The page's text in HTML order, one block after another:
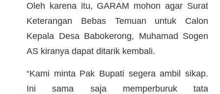
Oleh karena itu, GARAM mohon agar Surat
Keterangan Bebas Temuan untuk Calon
Kepala Desa Babokerong, Muhamad Sogen
AS kiranya dapat ditarik kembali.
“Kami minta Pak Bupati segera ambil sikap.
Ini sama saja memperburuk tata